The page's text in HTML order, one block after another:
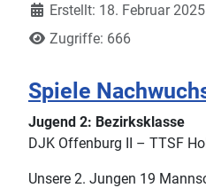
Erstellt: 18. Februar 2025
Zugriffe: 666
Spiele
Jugend 2: Bezirksklasse
DJK Offenburg II – TTSF
Unsere 2. Jungen 19